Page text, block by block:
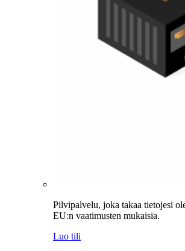
Pilvipalvelu, joka takaa tietojesi
EU:n vaatimusten mukaisia.
Luo tili